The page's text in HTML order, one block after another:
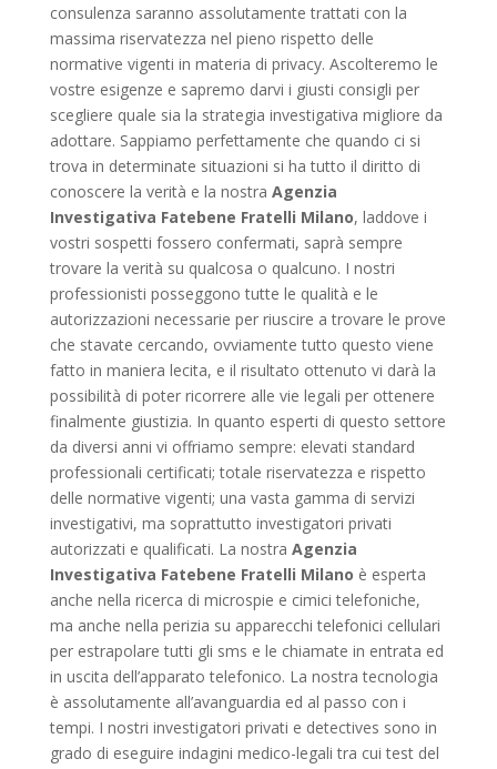
consulenza saranno assolutamente trattati con la
massima riservatezza nel pieno rispetto delle
normative vigenti in materia di privacy. Ascolteremo le
vostre esigenze e sapremo darvi i giusti consigli per
scegliere quale sia la strategia investigativa migliore da
adottare. Sappiamo perfettamente che quando ci si
trova in determinate situazioni si ha tutto il diritto di
conoscere la verità e la nostra Agenzia
Investigativa Fatebene Fratelli Milano, laddove i
vostri sospetti fossero confermati, saprà sempre
trovare la verità su qualcosa o qualcuno. I nostri
professionisti posseggono tutte le qualità e le
autorizzazioni necessarie per riuscire a trovare le prove
che stavate cercando, ovviamente tutto questo viene
fatto in maniera lecita, e il risultato ottenuto vi darà la
possibilità di poter ricorrere alle vie legali per ottenere
finalmente giustizia. In quanto esperti di questo settore
da diversi anni vi offriamo sempre: elevati standard
professionali certificati; totale riservatezza e rispetto
delle normative vigenti; una vasta gamma di servizi
investigativi, ma soprattutto investigatori privati
autorizzati e qualificati. La nostra Agenzia
Investigativa Fatebene Fratelli Milano è esperta
anche nella ricerca di microspie e cimici telefoniche,
ma anche nella perizia su apparecchi telefonici cellulari
per estrapolare tutti gli sms e le chiamate in entrata ed
in uscita dell’apparato telefonico. La nostra tecnologia
è assolutamente all’avanguardia ed al passo con i
tempi. I nostri investigatori privati e detectives sono in
grado di eseguire indagini medico-legali tra cui test del